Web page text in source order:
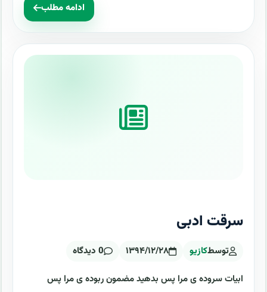
ادامه مطلب
سرقت ادبی
توسطکازیو ۱۳۹۴/۱۲/۲۸ 0 دیدگاه
ابیات سروده ی مرا پس بدهید مضمون ربوده ی مرا پس